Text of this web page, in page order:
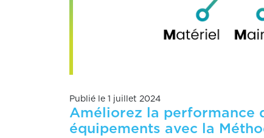
Publié le 1 juillet 2024
Améliorez la performance
équipements avec la